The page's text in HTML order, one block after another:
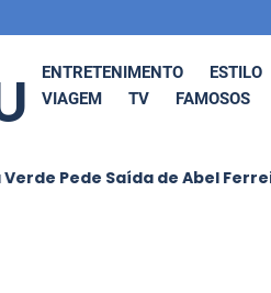
ENTRETENIMENTO ESTILO
VIAGEM
TV FAMOSOS
de Abel Ferreira Após